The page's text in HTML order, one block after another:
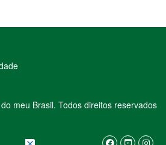
sua experiência
você concorda com
meu Brasil. Todos direitos reservados